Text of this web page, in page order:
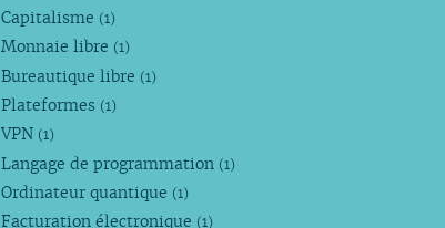
Capitalisme (1)
Monnaie libre (1)
Bureautique libre (1)
Plateformes (1)
VPN (1)
Langage de programmation (1)
Ordinateur quantique (1)
Facturation électronique (1)